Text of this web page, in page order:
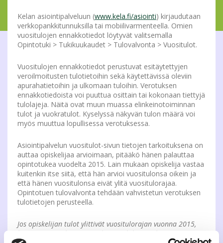
Kelan asiointipalveluun (www.kela.fi/asiointi) kirjaudutaan
verkkopankkitunnuksilla tai mobiilivarmenteella. Omien
vuositulojen ennakkotiedot löytyvät valitsemalla
Opintotuki > Tukikuukaudet > Tulovalvonta > Vuositulot.
Vuositulojen ennakkotiedot perustuvat esitäytettyjen
veroilmoitusten tulotietoihin sekä käytettävissä oleviin
apurahatietoihin ja ulkomaan tuloihin. Verotuksen
ennakkotiedoista voi puuttua osittain tai kokonaan tiettyjä
tulolajeja. Näitä ovat muun muassa elinkeinotoiminnan
tulot ja vuokratulot. Kyselyssä näkyvän tulon määrä voi
myös muuttua lopullisessa verotuksessa.
Asiointipalvelun vuositulot-sivun tietojen tarkoituksena on
auttaa opiskelijaa arvioimaan, pitääkö hänen palauttaa
opintotukea vuodelta 2015. Lain mukaan opiskelija vastaa
kuitenkin itse siitä, että hän arvioi vuositulonsa oikein ja
että hänen vuositulonsa eivät ylitä vuositulorajaa.
Opintotuen tulovalvonta tehdään vahvistetun verotuksen
tulotietojen perusteella.
Jos opiskelijan tulot ylittivät vuositulorajan vuonna 2015,
hän voi vapaaehtoisesti palauttaa liikaa maksetut